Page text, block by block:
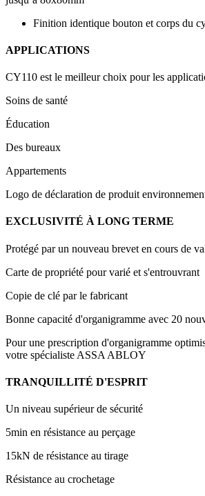
Finition identique bouton et corps du
APPLICATIONS
CY110 est le meilleur choix pour les
Soins de santé
Éducation
Des bureaux
Appartements
Logo de déclaration de produit
EXCLUSIVITÉ À LONG TERME
Protégé par un nouveau brevet en cours de
Carte de propriété pour varié et s'entrouvrant
Copie de clé par le fabricant
Bonne capacité d'organigramme avec 20
Pour une prescription d'organigramme
votre spécialiste ASSA ABLOY
TRANQUILLITÉ D'ESPRIT
Un niveau supérieur de sécurité
5min en résistance au perçage
15kN de résistance au tirage
Résistance au crochetage